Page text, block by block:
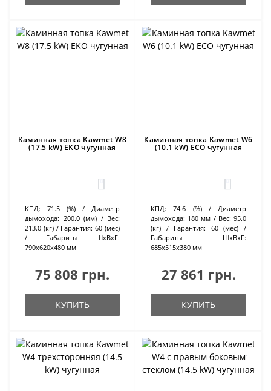
Каминная топка Kawmet W8
(17.5 kW) EKO чугунная
0
КПД: 71.5 (%)
Диаметр
дымохода: 200.0 (мм)
Вес:
213.0 (кг)
Гарантия: 60 (мес)
Габариты ШхВхГ:
790х620х480 мм
75 808 грн.
КУПИТЬ
Каминная топка Kawmet W6
(10.1 kW) ECO чугунная
0
КПД: 74.6 (%)
Диаметр
дымохода: 180 мм Вес: 95.0
(кг)
Гарантия:
60 (мес)
Габариты ШхВхГ:
685х515х380 мм
27 861 грн.
КУПИТЬ